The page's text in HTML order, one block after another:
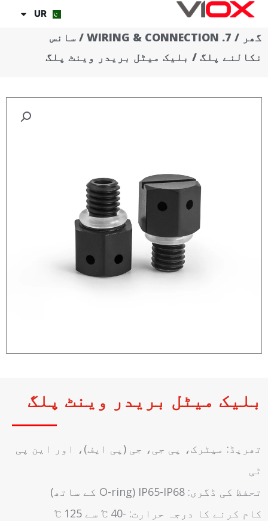
مواد
جائیں۔
UR
گھر /
7. WIRING & CONNECTION
/ سانس
نکالنے پلگ / بلیک میٹل بریدر وینٹ پلگ
بلیک میٹل بریدر وینٹ پلگ
تھریڈ: میٹرک، پی جی، جی (پی ایف)، اور این پی
ٹی
تحفظ کی ڈگری: IP65-IP68 (O-ring کے ساتھ)
کام کرنے کا درجہ حرارت: -40 ℃ سے 125 ℃